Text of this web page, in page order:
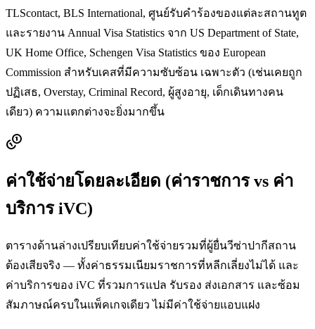
TLScontact, BLS International, ศูนย์รับคำร้องของแต่ละสถานทูต
และรายงาน Annual Visa Statistics จาก US Department of State,
UK Home Office, Schengen Visa Statistics ของ European
Commission สำหรับเคสที่มีความซับซ้อน เฉพาะตัว (เช่นเคยถูก
ปฏิเสธ, Overstay, Criminal Record, ผู้สูงอายุ, เด็กเดินทางคน
เดียว) ความแตกต่างจะยิ่งมากขึ้น
ค่าใช้จ่ายโดยละเอียด (ค่าราชการ vs ค่า
บริการ iVC)
ตารางด้านล่างเปรียบเทียบค่าใช้จ่ายรวมที่ผู้ยื่นวีซ่าปากีสถาน
ต้องเสียจริง — ทั้งค่าธรรมเนียมราชการที่หลีกเลี่ยงไม่ได้ และ
ค่าบริการของ iVC ที่รวมการแปล รับรอง ส่งเอกสาร และซ้อม
สัมภาษณ์ครบในแพ็คเกจเดียว ไม่มีค่าใช้จ่ายแอบแฝง